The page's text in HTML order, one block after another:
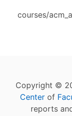
courses/
Copyright ©
Center of
reports